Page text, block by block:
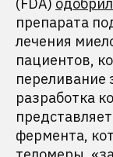
препарата
лечения
пациентов,
переливание
разработка
фермента,